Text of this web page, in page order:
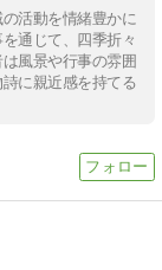
活動を情緒豊かに
通じて、四季折々
風景や行事の雰囲
に親近感を持てる